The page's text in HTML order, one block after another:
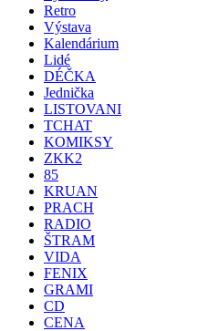
Retro
Výstava
Kalendárium
Lidé
DÉČKA
Jednička
LISTOVANI
TCHAT
KOMIKSY
ZKK2
85
KRUAN
PRACH
RADIO
ŠTRAM
VIDA
FENIX
GRAMI
CD
CENA